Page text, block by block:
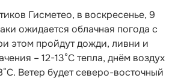
Гисметео, в воскресенье, 9
ожидается облачная погода с
этом пройдут дожди, ливни и
– 12-13°С тепла, днём воздух
Ветер будет северо-восточный